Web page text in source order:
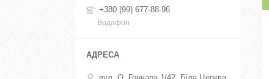
+380 (99) 677-88-96
Водафон